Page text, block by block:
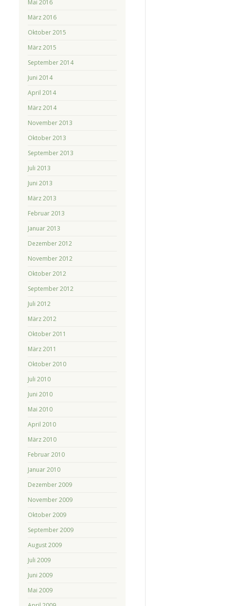
Mai 2016
März 2016
Oktober 2015
März 2015
September 2014
Juni 2014
April 2014
März 2014
November 2013
Oktober 2013
September 2013
Juli 2013
Juni 2013
März 2013
Februar 2013
Januar 2013
Dezember 2012
November 2012
Oktober 2012
September 2012
Juli 2012
März 2012
Oktober 2011
März 2011
Oktober 2010
Juli 2010
Juni 2010
Mai 2010
April 2010
März 2010
Februar 2010
Januar 2010
Dezember 2009
November 2009
Oktober 2009
September 2009
August 2009
Juli 2009
Juni 2009
Mai 2009